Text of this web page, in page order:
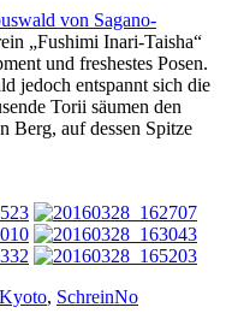
von Sagano-
„Fushimi Inari-Taisha“
und freshestes Posen.
jedoch entspannt sich die
Torii säumen den
Berg, auf dessen Spitze
Kyoto, SchreinNo